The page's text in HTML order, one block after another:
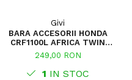
Givi
BARA ACCESORII HONDA
CRF1100L AFRICA TWIN
ADVENTURE SPORTS (20 - 23)
CRF1100L AFRICA TWIN
ADVENTURE SPORTS (24)
249,00 RON
1 IN STOC